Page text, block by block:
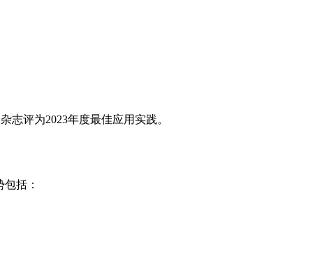
志评为2023年度最佳应用实践。
括：